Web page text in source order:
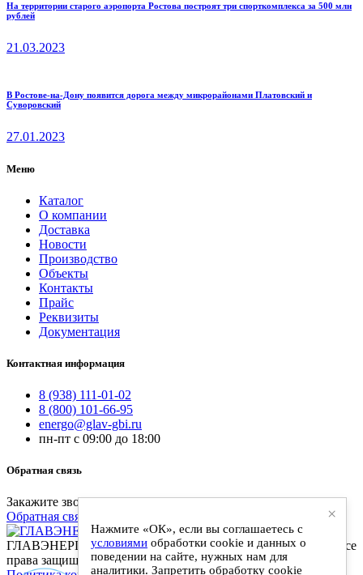
На территории старого аэропорта Ростова построят три спорткомплекса за 500 млн
рублей
21.03.2023
В Ростове-на-Дону появится дорога между микрорайонами Платовский и
Суворовский
27.01.2023
Меню
Каталог
О компании
Доставка
Новости
Производство
Объекты
Контакты
Прайс
Реквизиты
Документация
Контактная информация
8 (938) 111-01-02
8 (800) 101-66-95
energo@glav-gbi.ru
пн-пт с 09:00 до 18:00
Обратная связь
Закажите звонок и наш специалист свяжется с вами
Обратная связь
ГЛАВЭНЕРГО-ЖБИ - поставки железобетонных изделий. Все
права защищены
×
Нажмите «ОК», если вы соглашаетесь с
условиями обработки cookie и данных о
поведении на сайте, нужных нам для
аналитики. Запретить обработку cookie